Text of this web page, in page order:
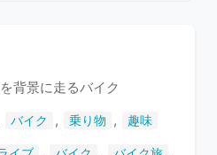
い
ま
背景に走るバイク
バイク , 乗り物 , 趣味